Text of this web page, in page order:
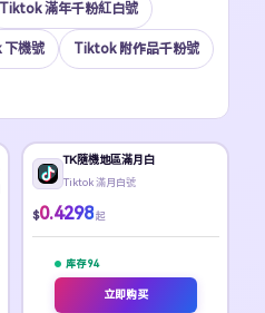
Tiktok 滿年千粉紅白號
機號 Tiktok 附作品千粉號
TK隨機地區滿月白
Tiktok 滿月白號
$0.4298 起
库存 94
立即购买